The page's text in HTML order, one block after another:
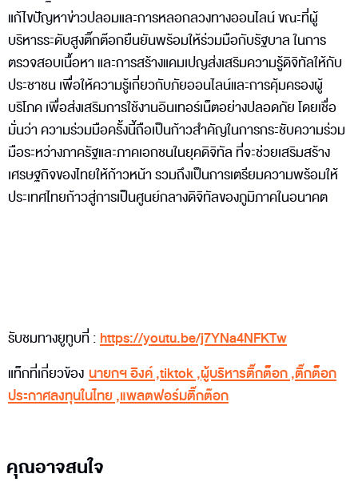
แก้ไขปัญหาข่าวปลอมและการหลอกลวงทางออนไลน์ ขณะที่ผู้
บริหารระดับสูงติ๊กต๊อกยืนยันพร้อมให้ร่วมมือกับรัฐบาล ในการ
ตรวจสอบเนื้อหา และการสร้างแคมเปญส่งเสริมความรู้ดิจิทัลให้กับ
ประชาชน เพื่อให้ความรู้เกี่ยวกับภัยออนไลน์และการคุ้มครองผู้
บริโภค เพื่อส่งเสริมการใช้งานอินเทอร์เน็ตอย่างปลอดภัย โดยเชื่อ
มั่นว่า ความร่วมมือครั้งนี้ถือเป็นก้าวสำคัญในการกระชับความร่วม
มือระหว่างภาครัฐและภาคเอกชนในยุคดิจิทัล ที่จะช่วยเสริมสร้าง
เศรษฐกิจของไทยให้ก้าวหน้า รวมถึงเป็นการเตรียมความพร้อมให้
ประเทศไทยก้าวสู่การเป็นศูนย์กลางดิจิทัลของภูมิภาคในอนาคต
รับชมทางยูทูบที่ : https://youtu.be/j7YNa4NFKTw
แท็กที่เกี่ยวข้อง นายกฯ อิงค์,tiktok,ผู้บริหารติ๊กต็อก,ติ๊กต็อก
ประกาศลงทุนในไทย,แพลตฟอร์มติ๊กต๊อก
คุณอาจสนใจ